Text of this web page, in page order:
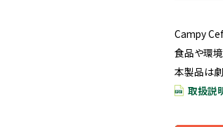
Campy
食品や環
本製品は
取扱説